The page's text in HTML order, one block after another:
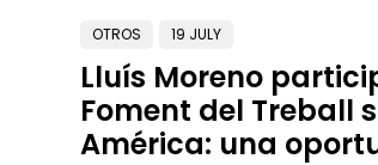
OTROS 19 JULY
Lluís Moreno
Foment del Treball
América: una